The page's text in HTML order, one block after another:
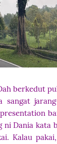
berkedut
sangat
Dania kata
Kalau